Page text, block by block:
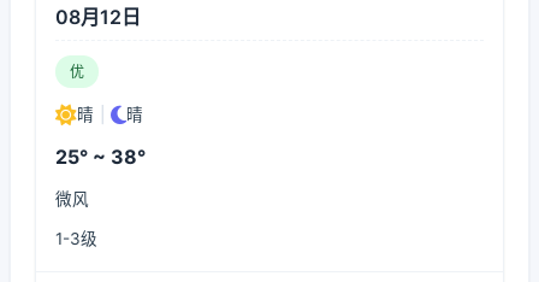
08月12日
优
晴 晴
25° ~ 38°
微风
1-3级